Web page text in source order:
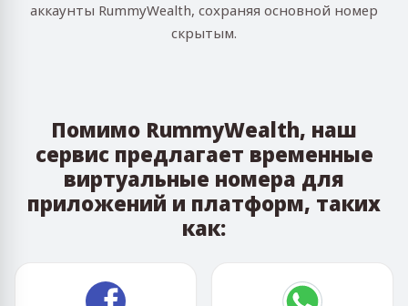
аккаунты RummyWealth, сохраняя основной номер
скрытым.
Помимо RummyWealth, наш
сервис предлагает временные
виртуальные номера для
приложений и платформ, таких
как: